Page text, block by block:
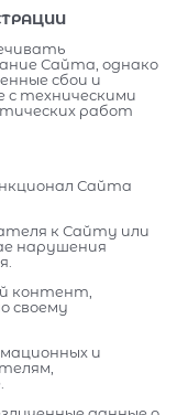
Сайта, однако
сбои и
с техническими
работ
Сайта
к Сайту или
нарушения
контент,
своему
и